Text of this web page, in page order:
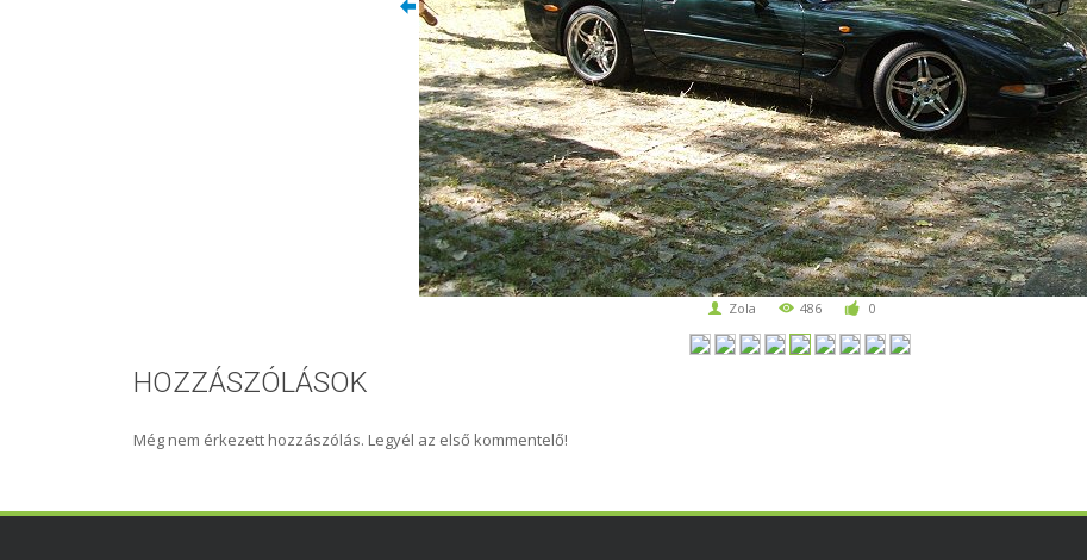
Zola 486 0
HOZZÁSZÓLÁSOK
Még nem érkezett hozzászólás. Legyél az első kommentelő!